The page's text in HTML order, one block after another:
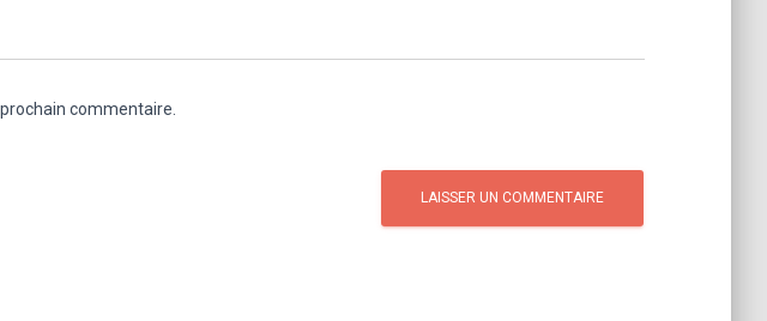
commentaire.